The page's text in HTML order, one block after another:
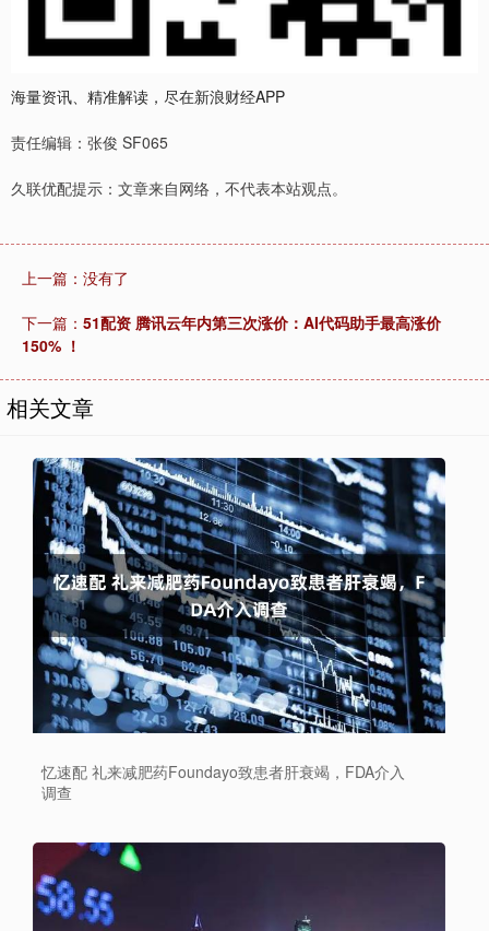
海量资讯、精准解读，尽在新浪财经APP
责任编辑：张俊 SF065
久联优配提示：文章来自网络，不代表本站观点。
上一篇：没有了
下一篇： 51配资 腾讯云年内第三次涨价：AI代码助手最高涨价
150% ！
相关文章
忆速配 礼来减肥药Foundayo致患者肝衰竭，FDA介入
调查